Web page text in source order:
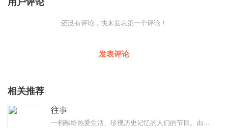
用户评论
还没有评论，快来发表第一个评论！
发表评论
相关推荐
往事
一档献给热爱生活、珍视历史记忆的人们的节目。由上海著名主持人刘凝主持，是国内最早的口述历史栏目《往事》关注变动社会中人的命运，以曲折、动人、凝练的叙事方式，讲述...